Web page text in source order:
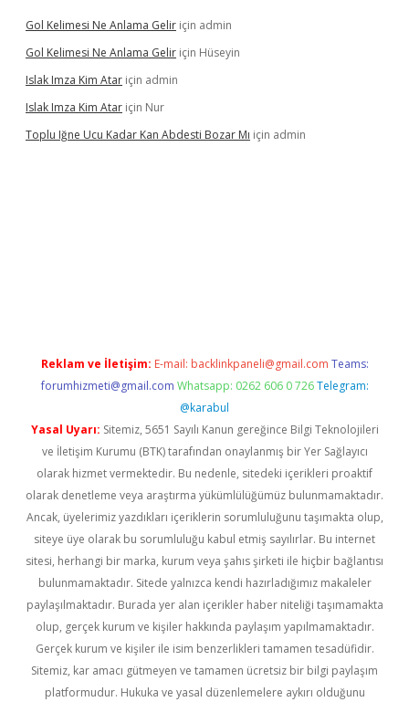
Gol Kelimesi Ne Anlama Gelir için admin
Gol Kelimesi Ne Anlama Gelir için Hüseyin
Islak Imza Kim Atar için admin
Islak Imza Kim Atar için Nur
Toplu Iğne Ucu Kadar Kan Abdesti Bozar Mı için admin
Reklam ve İletişim: E-mail: backlinkpaneli@gmail.com Teams:
forumhizmeti@gmail.com Whatsapp: 0262 606 0 726 Telegram:
@karabul
Yasal Uyarı: Sitemiz, 5651 Sayılı Kanun gereğince Bilgi Teknolojileri
ve İletişim Kurumu (BTK) tarafından onaylanmış bir Yer Sağlayıcı
olarak hizmet vermektedir. Bu nedenle, sitedeki içerikleri proaktif
olarak denetleme veya araştırma yükümlülüğümüz bulunmamaktadır.
Ancak, üyelerimiz yazdıkları içeriklerin sorumluluğunu taşımakta olup,
siteye üye olarak bu sorumluluğu kabul etmiş sayılırlar. Bu internet
sitesi, herhangi bir marka, kurum veya şahıs şirketi ile hiçbir bağlantısı
bulunmamaktadır. Sitede yalnızca kendi hazırladığımız makaleler
paylaşılmaktadır. Burada yer alan içerikler haber niteliği taşımamakta
olup, gerçek kurum ve kişiler hakkında paylaşım yapılmamaktadır.
Gerçek kurum ve kişiler ile isim benzerlikleri tamamen tesadüfidir.
Sitemiz, kar amacı gütmeyen ve tamamen ücretsiz bir bilgi paylaşım
platformudur. Hukuka ve yasal düzenlemelere aykırı olduğunu